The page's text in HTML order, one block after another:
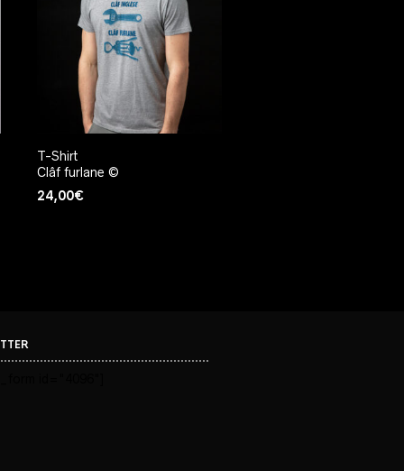
T-Shirt
Clâf furlane ©
24,00€